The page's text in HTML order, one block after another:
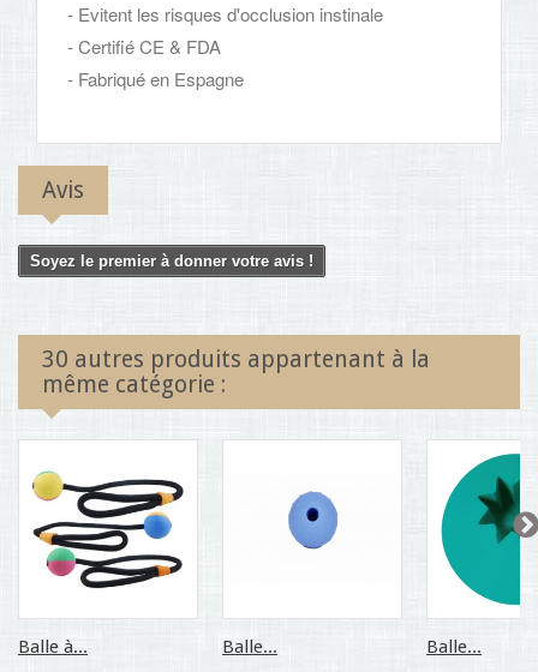
- Evitent les risques d'occlusion instinale
- Certifié CE & FDA
- Fabriqué en Espagne
Avis
Soyez le premier à donner votre avis !
30 autres produits appartenant à la
même catégorie :
Balle à... Balle... Balle...